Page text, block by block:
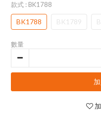
款式 : BK1788
BK1788 BK1789
數量